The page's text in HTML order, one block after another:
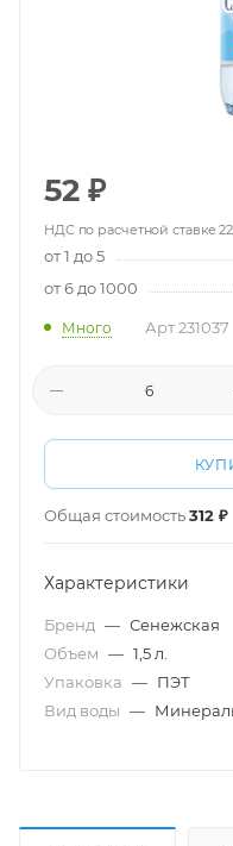
52 ₽
НДС по расчетной ставке
от 1 до 5
от 6 до 1000
Много Арт231037
Общая стоимость312 ₽
Характеристики
Бренд — Сенежская
Объем — 1,5 л.
Упаковка — ПЭТ
Вид воды —